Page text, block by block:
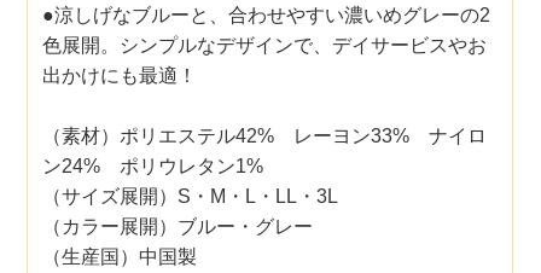
●涼しげなブルーと、合わせやすい濃いめグレーの2
色展開。シンプルなデザインで、デイサービスやお
出かけにも最適！
（素材）ポリエステル42% レーヨン33% ナイロ
ン24% ポリウレタン1%
（サイズ展開）S・M・L・LL・3L
（カラー展開）ブルー・グレー
（生産国）中国製